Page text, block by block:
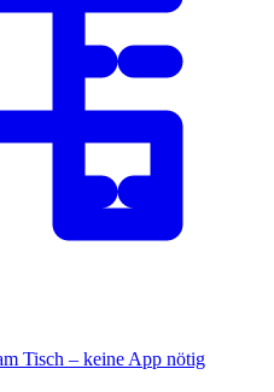
Tisch – keine App nötig